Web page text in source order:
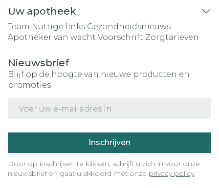
Uw apotheek
Team Nuttige links Gezondheidsnieuws
Apotheker van wacht Voorschrift Zorgtarieven
Nieuwsbrief
Blijf op de hoogte van nieuwe producten en
promoties
Inschrijven
Door op inschrijven te klikken, schrijft u zich in voor onze
nieuwsbrief en gaat u akkoord met onze privacy policy.